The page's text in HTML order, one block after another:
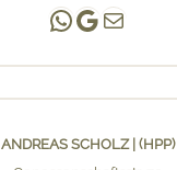
Andreas Scholz | (HPP)
Praxis Adlershof
E-Mail an mich ...
ANDREAS SCHOLZ | (HPP)